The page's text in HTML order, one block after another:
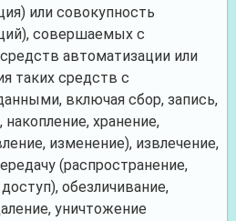
или совокупность
совершаемых с
автоматизации или
таких средств с
включая сбор, запись,
хранение,
изменение), извлечение,
(распространение,
обезличивание,
уничтожение